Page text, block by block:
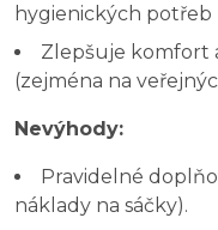
hygienických potřeb
Zlepšuje komfort
(zejména na
Nevýhody:
Pravidelné
náklady na sáčky).